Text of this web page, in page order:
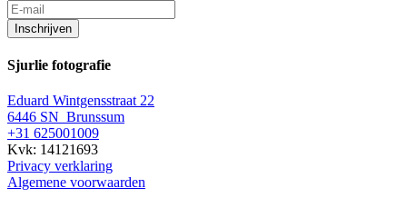
Inschrijven
Sjurlie fotografie
Eduard Wintgensstraat 22
6446 SN Brunssum
+31 625001009
Kvk: 14121693
Privacy verklaring
Algemene voorwaarden